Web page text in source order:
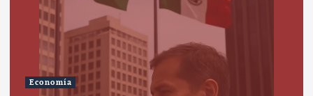
Economía